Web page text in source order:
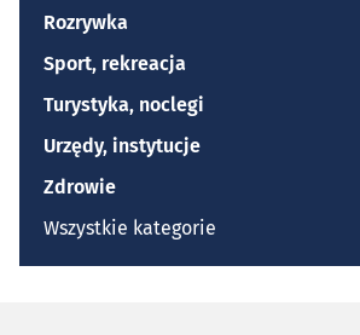
Rozrywka
Sport, rekreacja
Turystyka, noclegi
Urzędy, instytucje
Zdrowie
Wszystkie kategorie